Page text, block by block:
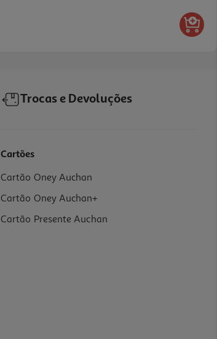
Trocas e Devoluções
Cartões
Cartão Oney Auchan
Cartão Oney Auchan+
Cartão Presente Auchan